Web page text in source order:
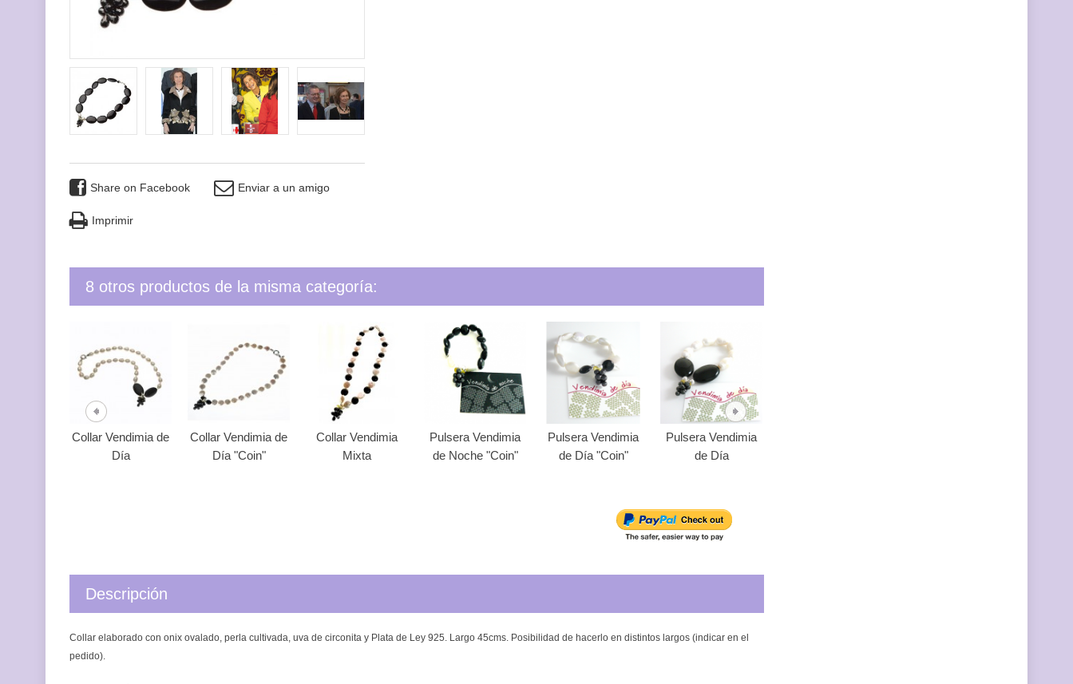
Share on Facebook Enviar a un amigo
Imprimir
8 otros productos de la misma categoría:
Collar Vendimia de
Día
Collar Vendimia de
Día "Coin"
Collar Vendimia
Mixta
Pulsera Vendimia
de Noche "Coin"
Pulsera Vendimia
de Día "Coin"
Pulsera Vendimia
de Día
Descripción
Collar elaborado con onix ovalado, perla cultivada, uva de circonita y Plata de Ley 925. Largo 45cms. Posibilidad de hacerlo en distintos largos (indicar en el
pedido).